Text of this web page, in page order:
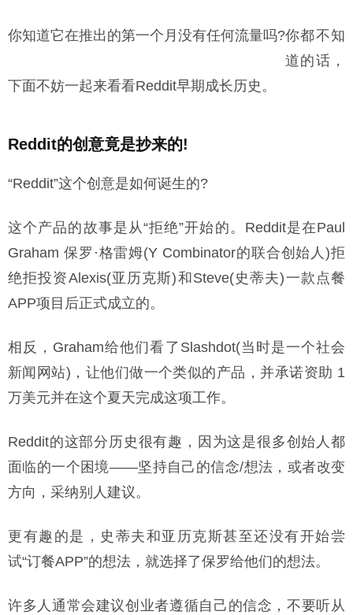
你知道它在推出的第一个月没有任何流量吗?你都不知
道的话，
下面不妨一起来看看Reddit早期成长历史。
Reddit的创意竟是抄来的!
“Reddit”这个创意是如何诞生的?
这个产品的故事是从“拒绝”开始的。Reddit是在Paul
Graham 保罗·格雷姆(Y Combinator的联合创始人)拒
绝拒投资Alexis(亚历克斯)和Steve(史蒂夫)一款点餐
APP项目后正式成立的。
相反，Graham给他们看了Slashdot(当时是一个社会
新闻网站)，让他们做一个类似的产品，并承诺资助 1
万美元并在这个夏天完成这项工作。
Reddit的这部分历史很有趣，因为这是很多创始人都
面临的一个困境——坚持自己的信念/想法，或者改变
方向，采纳别人建议。
更有趣的是，史蒂夫和亚历克斯甚至还没有开始尝
试“订餐APP”的想法，就选择了保罗给他们的想法。
许多人通常会建议创业者遵循自己的信念，不要听从